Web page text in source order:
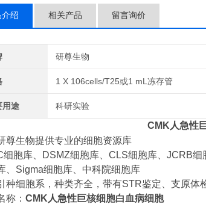
介绍 相关产品 留言询价
研尊生物
1 X 106cells/T25或1 mL冻存管
用途 科研实验
CMK人急性
尊生物提供专业的细胞资源库
细胞库、DSMZ细胞库、CLS细胞库、JCRB
、Sigma细胞库、中科院细胞库
种细胞系，种类齐全，带有STR鉴定、支原
称： CMK人急性巨核细胞白血病细胞